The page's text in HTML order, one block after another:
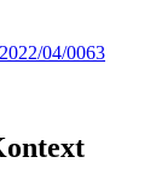
04/0063